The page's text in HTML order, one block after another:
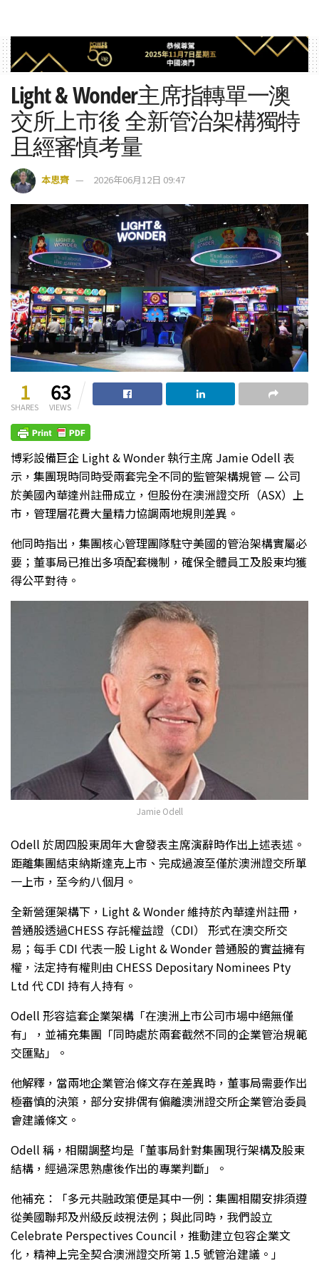
Light & Wonder主席指轉單一澳
交所上市後 全新管治架構獨特
且經審慎考量
本思齊 2026年06月12日 09:47
1
SHARES
63
VIEWS
博彩設備巨企 Light & Wonder 執行主席 Jamie Odell 表
示，集團現時同時受兩套完全不同的監管架構規管 — 公司
於美國內華達州註冊成立，但股份在澳洲證交所（ASX）上
市，管理層花費大量精力協調兩地規則差異。
他同時指出，集團核心管理團隊駐守美國的管治架構實屬必
要；董事局已推出多項配套機制，確保全體員工及股東均獲
得公平對待。
Jamie Odell
Odell 於周四股東周年大會發表主席演辭時作出上述表述。
距離集團結束納斯達克上市、完成過渡至僅於澳洲證交所單
一上市，至今約八個月。
全新營運架構下，Light & Wonder 維持於內華達州註冊，
普通股透過CHESS 存託權益證（CDI） 形式在澳交所交
易；每手 CDI 代表一股 Light & Wonder 普通股的實益擁有
權，法定持有權則由 CHESS Depositary Nominees Pty
Ltd 代 CDI 持有人持有。
Odell 形容這套企業架構「在澳洲上市公司市場中絕無僅
有」，並補充集團「同時處於兩套截然不同的企業管治規範
交匯點」。
他解釋，當兩地企業管治條文存在差異時，董事局需要作出
極審慎的決策，部分安排偶有偏離澳洲證交所企業管治委員
會建議條文。
Odell 稱，相關調整均是「董事局針對集團現行架構及股東
結構，經過深思熟慮後作出的專業判斷」。
他補充：「多元共融政策便是其中一例：集團相關安排須遵
從美國聯邦及州級反歧視法例；與此同時，我們設立
Celebrate Perspectives Council，推動建立包容企業文
化，精神上完全契合澳洲證交所第 1.5 號管治建議。」